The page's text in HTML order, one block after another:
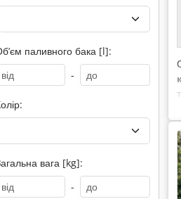
паливного бака [l]:
-
вага [kg]:
-